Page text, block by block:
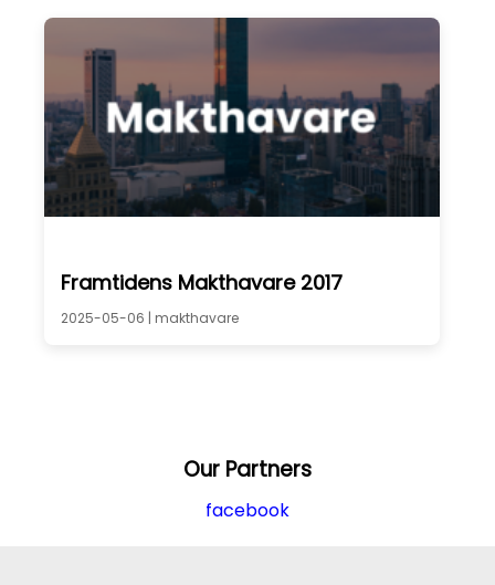
Framtidens Makthavare 2017
2025-05-06 | makthavare
Our Partners
facebook